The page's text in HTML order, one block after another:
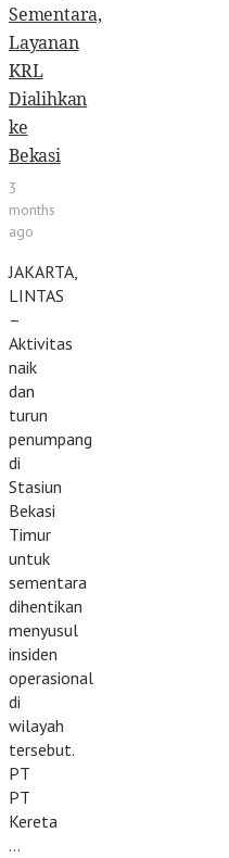
Sementara,
Layanan
KRL
Dialihkan
ke
Bekasi
3
months
ago
JAKARTA,
LINTAS
–
Aktivitas
naik
dan
turun
penumpang
di
Stasiun
Bekasi
Timur
untuk
sementara
dihentikan
menyusul
insiden
operasional
di
wilayah
tersebut.
PT
PT
Kereta
…